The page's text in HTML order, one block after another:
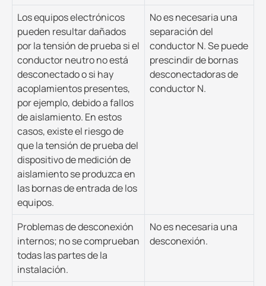
Los equipos electrónicos
pueden resultar dañados
por la tensión de prueba si el
conductor neutro no está
desconectado o si hay
acoplamientos presentes,
por ejemplo, debido a fallos
de aislamiento. En estos
casos, existe el riesgo de
que la tensión de prueba del
dispositivo de medición de
aislamiento se produzca en
las bornas de entrada de los
equipos.
No es necesaria una
separación del
conductor N. Se puede
prescindir de bornas
desconectadoras de
conductor N.
Problemas de desconexión
internos; no se comprueban
todas las partes de la
instalación.
No es necesaria una
desconexión.